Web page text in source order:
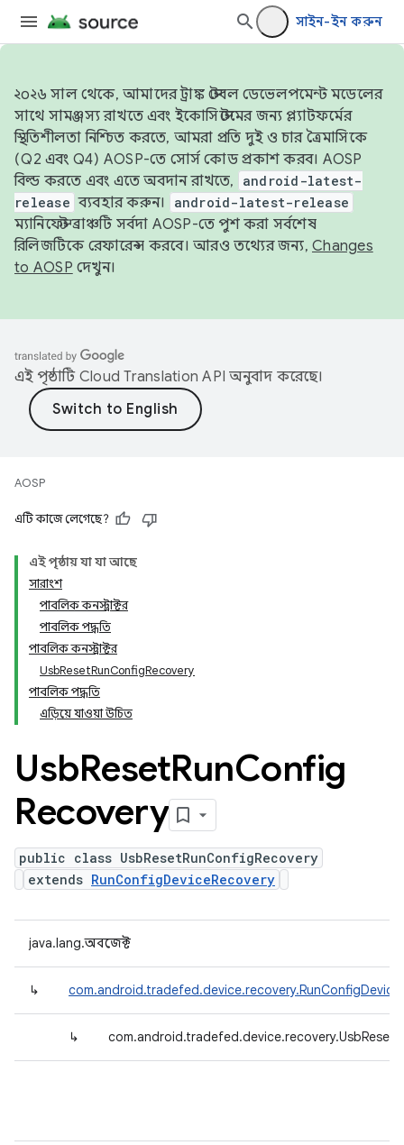
সাইন-ইন করুন
২০২৬ সাল থেকে, আমাদের ট্রাঙ্ক স্টেবল ডেভেলপমেন্ট মডেলের
সাথে সামঞ্জস্য রাখতে এবং ইকোসিস্টেমের জন্য প্ল্যাটফর্মের
স্থিতিশীলতা নিশ্চিত করতে, আমরা প্রতি দুই ও চার ত্রৈমাসিকে
(Q2 এবং Q4) AOSP-তে সোর্স কোড প্রকাশ করব। AOSP
বিল্ড করতে এবং এতে অবদান রাখতে,
android-latest-
release ব্যবহার করুন। android-latest-release
ম্যানিফেস্ট ব্রাঞ্চটি সর্বদা AOSP-তে পুশ করা সর্বশেষ
রিলিজটিকে রেফারেন্স করবে। আরও তথ্যের জন্য, Changes
to AOSP দেখুন।
এই পৃষ্ঠাটি Cloud Translation API অনুবাদ করেছে।
AOSP
এটি কাজে লেগেছে?
এই পৃষ্ঠায় যা যা আছে
সারাংশ
পাবলিক কনস্ট্রাক্টর
পাবলিক পদ্ধতি
পাবলিক কনস্ট্রাক্টর
UsbResetRunConfigRecovery
পাবলিক পদ্ধতি
এড়িয়ে যাওয়া উচিত
UsbResetRunConfig
Recovery
public class UsbResetRunConfigRecovery
extends RunConfigDeviceRecovery
java.lang.অবজেক্ট
↳
↳